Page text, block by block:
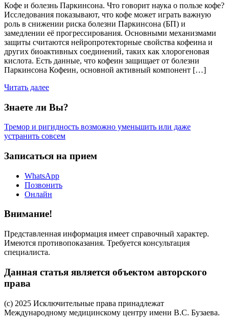
Кофе и болезнь Паркинсона. Что говорит наука о пользе кофе?
Исследования показывают, что кофе может играть важную
роль в снижении риска болезни Паркинсона (БП) и
замедлении её прогрессирования. Основными механизмами
защиты считаются нейропротекторные свойства кофеина и
других биоактивных соединений, таких как хлорогеновая
кислота. Есть данные, что кофеин защищает от болезни
Паркинсона Кофеин, основной активный компонент […]
Читать далее
Знаете ли Вы?
Тремор и ригидность возможно уменьшить или даже
устранить совсем
Записаться на прием
WhatsApp
Позвонить
Онлайн
Внимание!
Представленная информация имеет справочный характер.
Имеются противопоказания. Требуется консультация
специалиста.
Данная статья является объектом авторского
права
(c) 2025 Исключительные права принадлежат
Международному медицинскому центру имени В.С. Бузаева.